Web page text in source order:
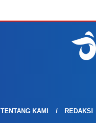
TENTANG KAMI REDAKSI